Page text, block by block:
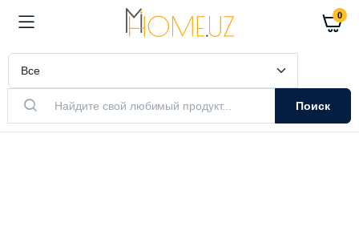
0
Поиск